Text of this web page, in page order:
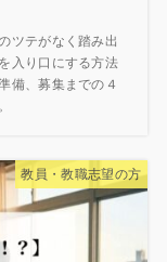
ツテがなく踏み出
入り口にする方法
備、募集までの４
教員・教職志望の方